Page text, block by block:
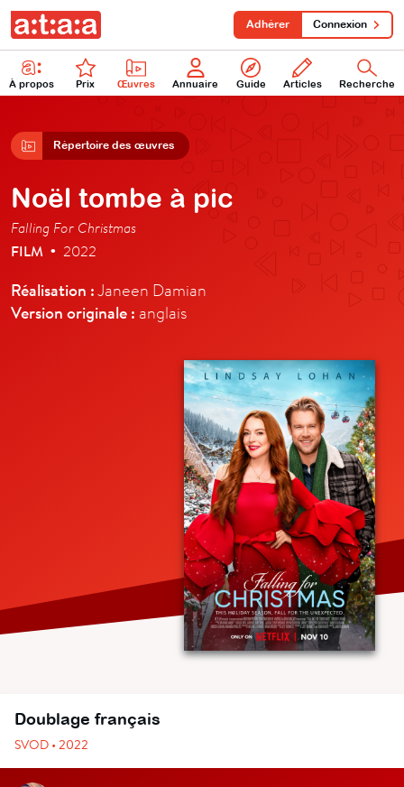
À propos Prix Œuvres Annuaire Guide Articles Recherche
Adhérer Connexion
Répertoire des œuvres
Noël tombe à pic
Falling For Christmas
FILM • 2022
Réalisation :Janeen Damian
Version originale : anglais
Doublage français
SVOD • 2022